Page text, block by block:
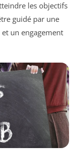
les objectifs
guidé par une
un engagement